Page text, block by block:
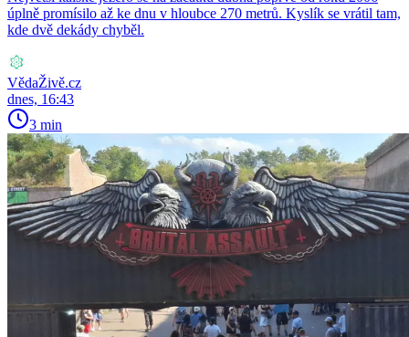
úplně promísilo až ke dnu v hloubce 270 metrů. Kyslík se vrátil tam,
kde dvě dekády chyběl.
VědaŽivě.cz
dnes, 16:43
3 min